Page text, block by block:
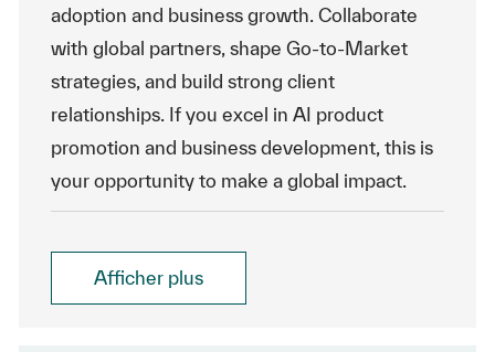
adoption and business growth. Collaborate
with global partners, shape Go-to-Market
strategies, and build strong client
relationships. If you excel in AI product
promotion and business development, this is
your opportunity to make a global impact.
Afficher plus